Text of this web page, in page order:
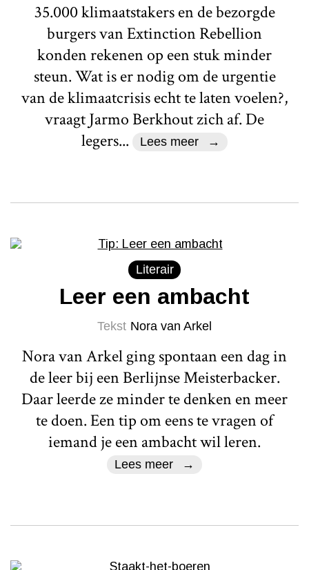
35.000 klimaatstakers en de bezorgde
burgers van Extinction Rebellion
konden rekenen op een stuk minder
steun. Wat is er nodig om de urgentie
van de klimaatcrisis echt te laten voelen?,
vraagt Jarmo Berkhout zich af. De
legers...
Lees meer
Literair
Leer een ambacht
Tekst Nora van Arkel
Nora van Arkel ging spontaan een dag in
de leer bij een Berlijnse Meisterbacker.
Daar leerde ze minder te denken en meer
te doen. Een tip om eens te vragen of
iemand je een ambacht wil leren.
Lees meer